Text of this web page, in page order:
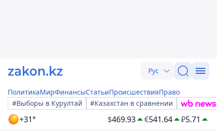
Рус
ПолитикаМирФинансыСтатьиПроисшествияПраво
#Выборы в Курултай
#Казахстан в сравнении
+31° $469.93 €541.64 ₽5.71